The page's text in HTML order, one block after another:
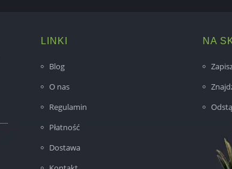
LINKI
Blog
O nas
Regulamin
Płatność
Dostawa
NA